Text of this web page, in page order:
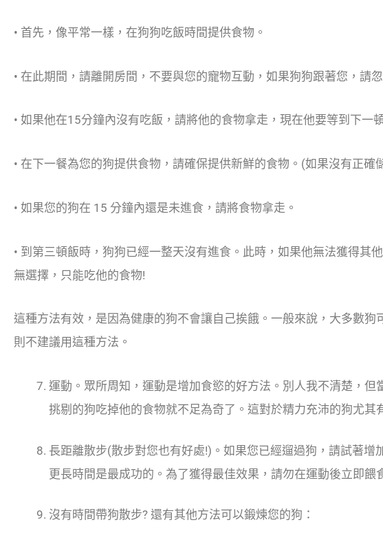
• 首先，像平常一樣，在狗狗吃飯時間提供食物。
• 在此期間，請離開房間，不要與您的寵物互動，如果狗狗跟著您，請忽
• 如果他在15分鐘內沒有吃飯，請將他的食物拿走，現在他要等到下一
• 在下一餐為您的狗提供食物，請確保提供新鮮的食物。(如果沒有正確
• 如果您的狗在 15 分鐘內還是未進食，請將食物拿走。
• 到第三頓飯時，狗狗已經一整天沒有進食。此時，如果他無法獲得其
無選擇，只能吃他的食物!
這種方法有效，是因為健康的狗不會讓自己挨餓。一般來說，大多數
則不建議用這種方法。
運動。眾所周知，運動是增加食慾的好方法。別人我不清楚，
挑剔的狗吃掉他的食物就不足為奇了。這對於精力充沛的狗尤其
長距離散步(散步對您也有好處!)。如果您已經遛過狗，請試著
更長時間是最成功的。為了獲得最佳效果，請勿在運動後立即
沒有時間帶狗散步? 還有其他方法可以鍛煉您的狗：